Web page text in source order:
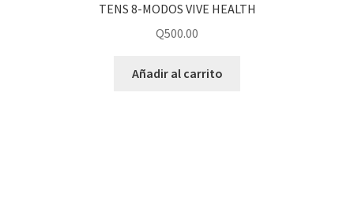
TENS 8-MODOS VIVE HEALTH
Q500.00
Añadir al carrito